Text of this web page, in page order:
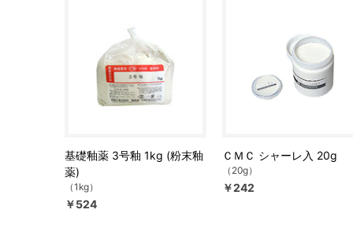
基礎釉薬 3号釉 1kg (粉末釉
薬)
（1kg）
￥524
ＣＭＣ シャーレ入 20g
（20g）
￥242